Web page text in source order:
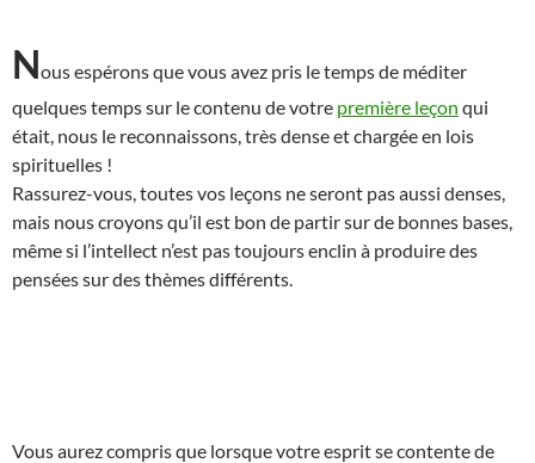
Nous espérons que vous avez pris le temps de méditer
quelques temps sur le contenu de votre première leçon qui
était, nous le reconnaissons, très dense et chargée en lois
spirituelles !
Rassurez-vous, toutes vos leçons ne seront pas aussi denses,
mais nous croyons qu’il est bon de partir sur de bonnes bases,
même si l’intellect n’est pas toujours enclin à produire des
pensées sur des thèmes différents.
Vous aurez compris que lorsque votre esprit se contente de